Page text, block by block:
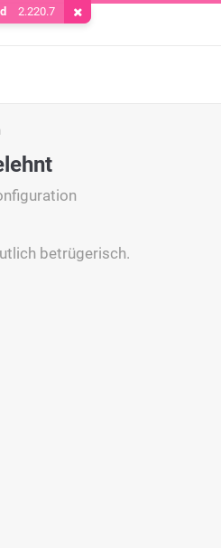
betrügerisch.
2.220.7 Cookie entfernen